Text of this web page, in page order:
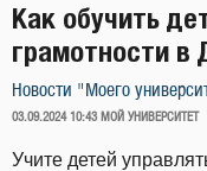
Как обучить
грамотности в
Новости "Моего
ОПУБЛИКОВАНО
03.09.2024 10:43 МОЙ УНИВЕРСИТЕТ
Учите детей